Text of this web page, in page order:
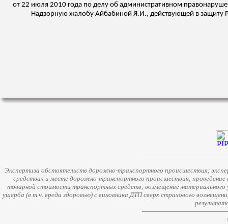
от 22 июля 2010 года по делу об административном
Надзорную жалобу Айбабиной Я.И., действующей в защиту
Экспертиза обстоятельств дорожно-транспортного происшествия;
средствах и месте дорожно-транспортного происшествия;
товарной стоимости транспортных средств; возмещение
ущерба (в т.ч. вреда здоровью) с виновника ДТП сверх страхового